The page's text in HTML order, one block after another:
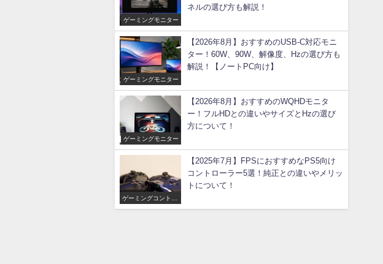
ゲーミングモニター
ネルの選び方も解説！
ゲーミングモニター
【2026年8月】おすすめのUSB-C対応モニ
ター！60W、90W、解像度、Hzの選び方も
解説！【ノートPC向け】
ゲーミングモニター
【2026年8月】おすすめのWQHDモニタ
ー！フルHDとの違いやサイズとHzの選び
方について！
ゲーミングコントロ
ーラー
【2025年7月】FPSにおすすめなPS5向け
コントローラー5選！純正との違いやメリッ
トについて！